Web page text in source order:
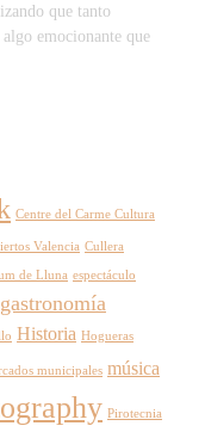
que tanto
emocionante que
Centre del Carme Cultura
Valencia Cullera
de Lluna espectáculo
gastronomía
Historia Hogueras
municipales música
Pirotecnia